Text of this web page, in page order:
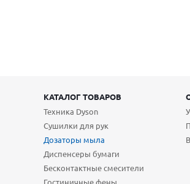
КАТАЛОГ ТОВАРОВ
Техника Dyson
Сушилки для рук
Дозаторы мыла
Диспенсеры бумаги
Бесконтактные смесители
Гостиничные фены